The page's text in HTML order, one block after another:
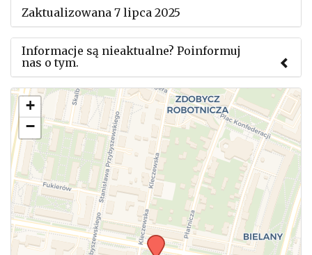
Zaktualizowana 7 lipca 2025
Informacje są nieaktualne? Poinformuj
nas o tym.
Użyj tego formularza aby przesłać informację o
zmianach w powyższym mityngu.
+
−